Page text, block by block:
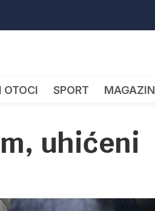
OTOCI SPORT MAGAZIN
uhićeni